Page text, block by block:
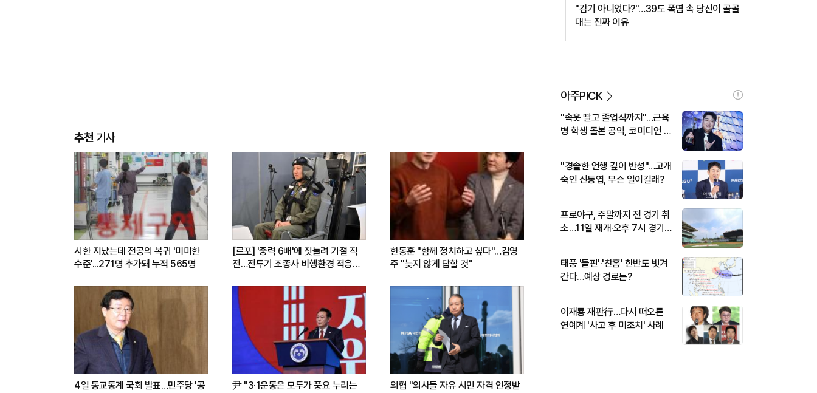
추천기사
시한 지났는데 전공의 복귀 '미미한
수준'...271명 추가돼 누적 565명
[르포] '중력 6배'에 짓눌려 기절 직
전…전투기 조종사 비행환경 적응훈
한동훈 "함께 정치하고 싶다"…김영
주 "늦지 않게 답할 것"
4일 동교동계 국회 발표…민주당 '공
尹 "3·1운동은 모두가 풍요 누리는
의협 "의사들 자유 시민 자격 인정받
"감기 아니었다?"…39도 폭염 속 당신이 골골
대는 진짜 이유
아주PICK
"속옷 빨고 졸업식까지"…근육
병 학생 돌본 공익, 코미디언 김
"경솔한 언행 깊이 반성"…고개
숙인 신동엽, 무슨 일이길래?
프로야구, 주말까지 전 경기 취
소…11일 재개·오후 7시 경기
태풍 '돌핀'·'찬홈' 한반도 빗겨
간다…예상 경로는?
이재룡 재판行…다시 떠오른
연예계 '사고 후 미조치' 사례